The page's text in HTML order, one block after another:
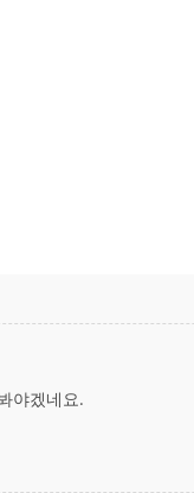
야겠네요.